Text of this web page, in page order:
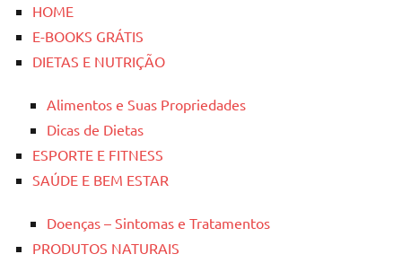
HOME
E-BOOKS GRÁTIS
DIETAS E NUTRIÇÃO
Alimentos e Suas Propriedades
Dicas de Dietas
ESPORTE E FITNESS
SAÚDE E BEM ESTAR
Doenças – Sintomas e Tratamentos
PRODUTOS NATURAIS